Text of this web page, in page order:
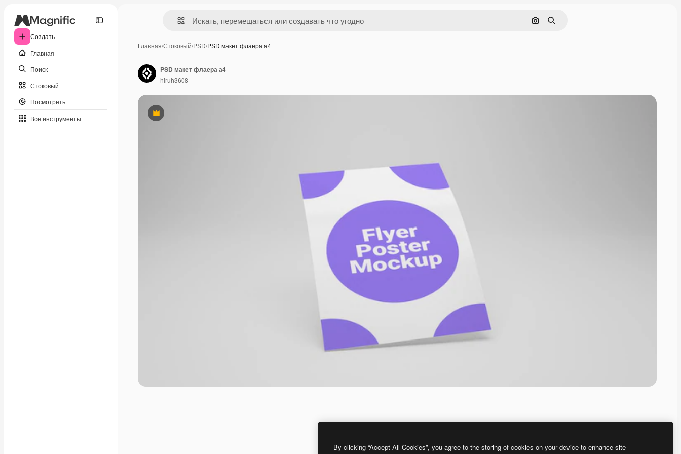
Создать
Главная
Поиск
Стоковый
Посмотреть
Все инструменты
Поиск по изображению
Поиск
Главная/Стоковый/PSD/PSD макет флаера а4
Премиум
PSD макет флаера а4
hiruh3608
By clicking “Accept All Cookies”, you agree to the storing of cookies on your device to enhance site